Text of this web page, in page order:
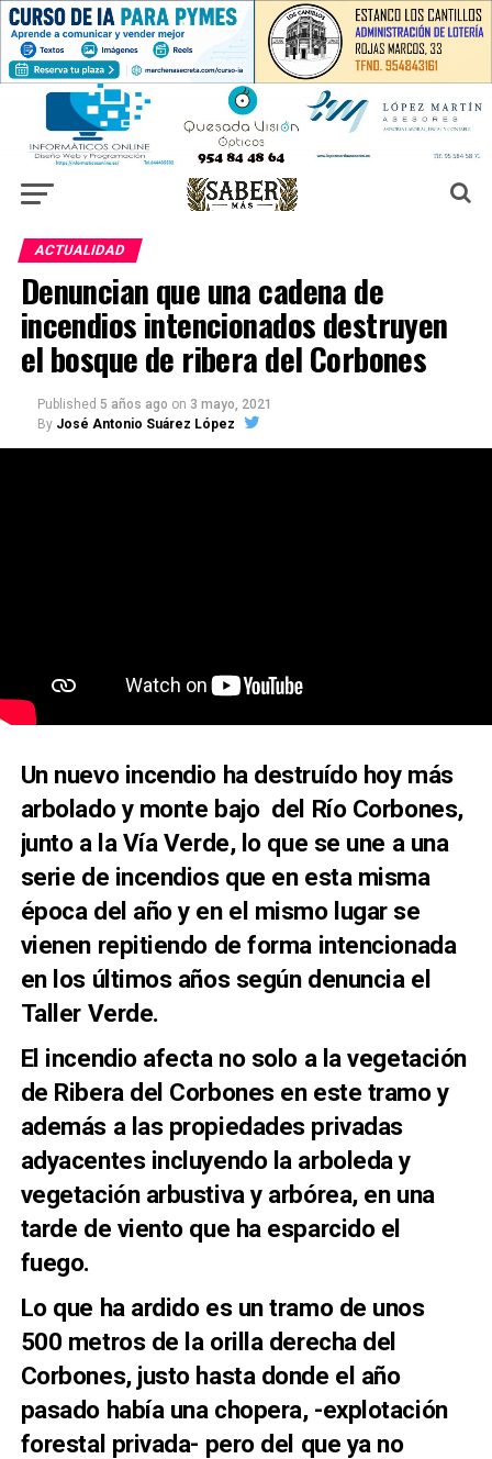
ACTUALIDAD
Denuncian que una cadena de
incendios intencionados destruyen
el bosque de ribera del Corbones
Published 5 años ago on 3 mayo, 2021
By José Antonio Suárez López
Un nuevo incendio ha destruído hoy más
arbolado y monte bajo del Río Corbones,
junto a la Vía Verde, lo que se une a una
serie de incendios que en esta misma
época del año y en el mismo lugar se
vienen repitiendo de forma intencionada
en los últimos años según denuncia el
Taller Verde.
El incendio afecta no solo a la vegetación
de Ribera del Corbones en este tramo y
además a las propiedades privadas
adyacentes incluyendo la arboleda y
vegetación arbustiva y arbórea, en una
tarde de viento que ha esparcido el
fuego.
Lo que ha ardido es un tramo de unos
500 metros de la orilla derecha del
Corbones, justo hasta donde el año
pasado había una chopera, -explotación
forestal privada- pero del que ya no